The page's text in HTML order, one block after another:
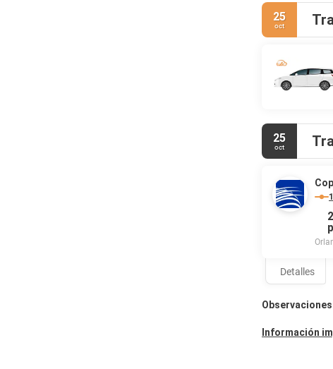
sala de juegos
Disfruta de una
El baño
Entre las
Tendrás un
evento en Lago
25
oct
25
oct
Detalles
Información